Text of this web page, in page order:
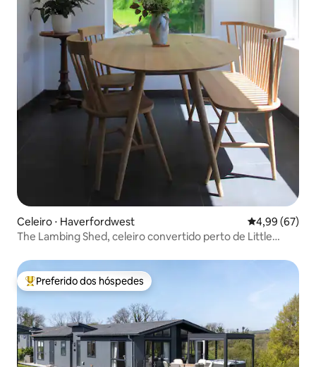
Celeiro ⋅ Haverfordwest 4,99 de uma
4,99 (67)
The Lambing Shed, celeiro convertido perto de Little
Entre os melhores preferidos dos hóspedes
Preferido dos hóspedes